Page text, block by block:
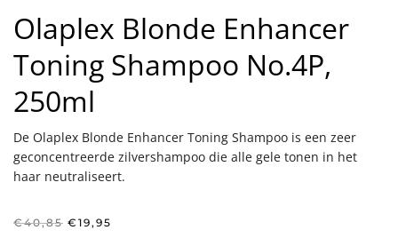
Olaplex Blonde Enhancer
Toning Shampoo No.4P,
250ml
De Olaplex Blonde Enhancer Toning Shampoo is een zeer
geconcentreerde zilvershampoo die alle gele tonen in het
haar neutraliseert.
€40,85 Oorspronkelijke
€ 19,95